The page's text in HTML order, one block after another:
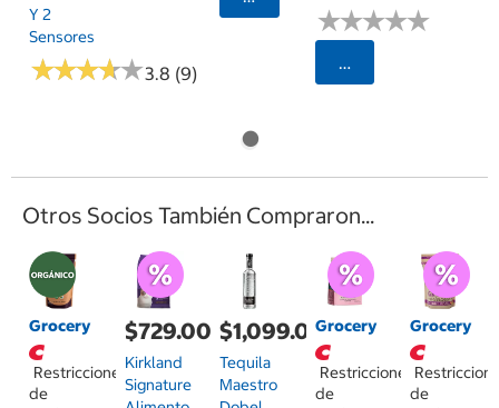
Y 2
Sensores
★★★★★
★★★★★3.8 (9)
★★★★★
★★★★★
Seleccionar
Otros Socios También Compraron...
Grocery
Restricciones
de
$729.00
Kirkland
Signature
$1,099.00
Tequila
Maestro
Grocery
Restricciones
de
Grocery
de